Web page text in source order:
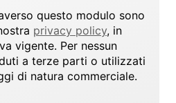
questo modulo sono
privacy policy, in
vigente. Per nessun
a terze parti o utilizzati
di natura commerciale.